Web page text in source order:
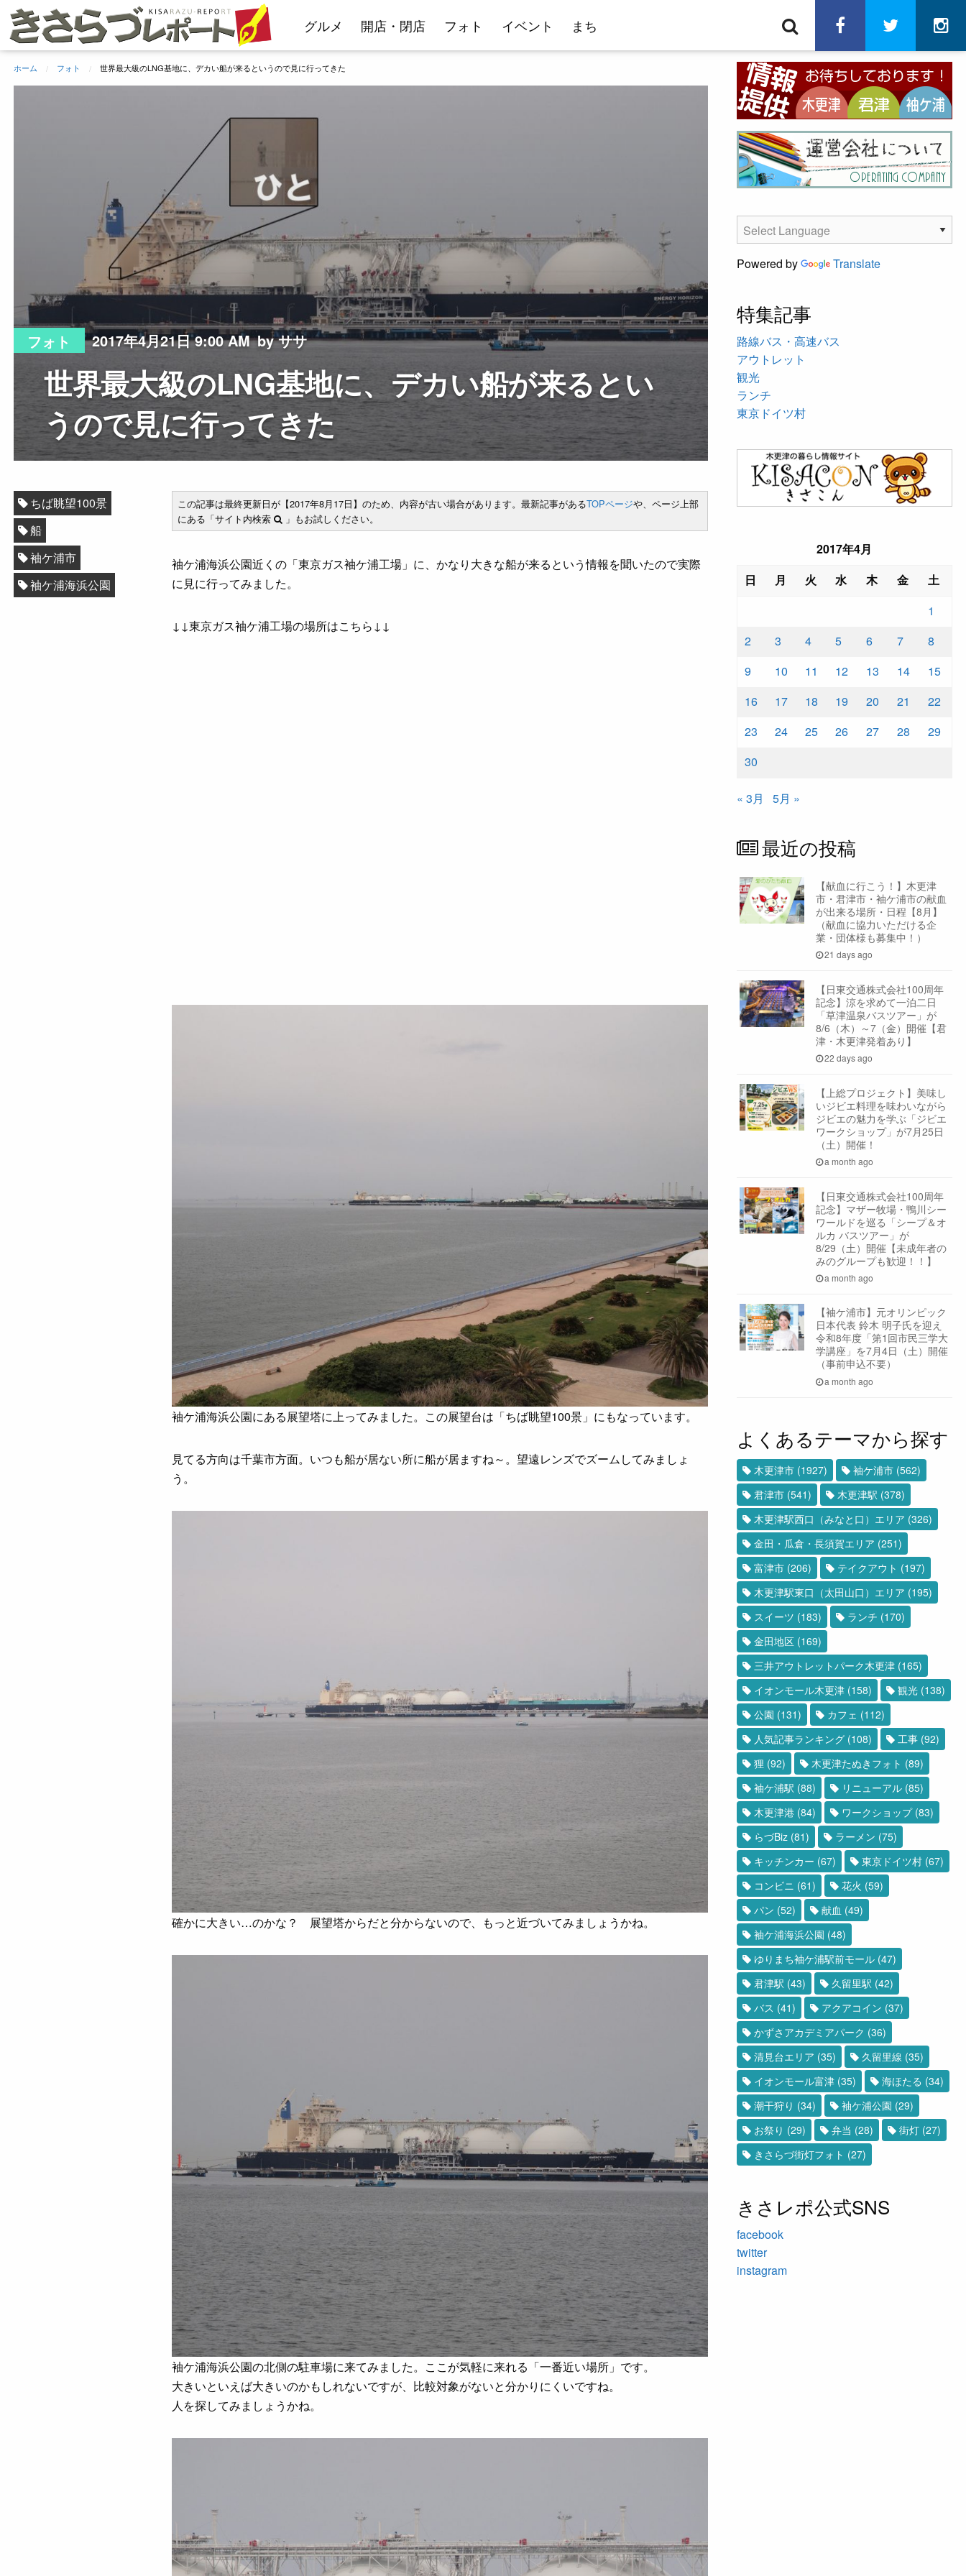
テ
グルメ 開店・閉店 フォト イベント まち facebooktwitter
ホーム フォト 世界最大級のLNG基地に、デカい船が来るというので見に行ってきた
フォト 2017年4月21日 9:00 AM by ササ
世界最大級のLNG基地に、デカい船が来るとい
うので見に行ってきた
この記事は最終更新日が【2017年8月17日】のため、内容が古い場合があります。最新記事があるTOPページや、ページ上部
にある「サイト内検索
」もお試しください。
袖ケ浦海浜公園近くの「東京ガス袖ケ浦工場」に、かなり大きな船が来るという情報を聞いたので実際
に見に行ってみました。
↓↓東京ガス袖ケ浦工場の場所はこちら↓↓
袖ケ浦海浜公園にある展望塔に上ってみました。この展望台は「ちば眺望100景」にもなっています。
見てる方向は千葉市方面。いつも船が居ない所に船が居ますね～。望遠レンズでズームしてみましょ
う。
確かに大きい…のかな？ 展望塔からだと分からないので、もっと近づいてみましょうかね。
袖ケ浦海浜公園の北側の駐車場に来てみました。ここが気軽に来れる「一番近い場所」です。
大きいといえば大きいのかもしれないですが、比較対象がないと分かりにくいですね。
人を探してみましょうかね。
ちば眺望100景
船
袖ケ浦市
袖ケ浦海浜公園
Powered by Translate
特集記事
路線バス・高速バス
アウトレット
観光
ランチ
東京ドイツ村
2017年4月
日
月 火 水 木 金
土
1
2
3 4 5 6 7
8
9
10 11 12 13 14
15
16
17 18 19 20 21
22
23
24 25 26 27 28
29
30
« 3月 5月 »
最近の投稿
【献血に行こう！】木更津
市・君津市・袖ケ浦市の献血
が出来る場所・日程【8月】
（献血に協力いただける企
業・団体様も募集中！）
21 days ago
【日東交通株式会社100周年
記念】涼を求めて一泊二日
「草津温泉バスツアー」が
8/6（木）～7（金）開催【君
津・木更津発着あり】
22 days ago
【上総プロジェクト】美味し
いジビエ料理を味わいながら
ジビエの魅力を学ぶ「ジビエ
ワークショップ」が7月25日
（土）開催！
a month ago
【日東交通株式会社100周年
記念】マザー牧場・鴨川シー
ワールドを巡る「シープ＆オ
ルカ バスツアー」が
8/29（土）開催【未成年者の
みのグループも歓迎！！】
a month ago
【袖ケ浦市】元オリンピック
日本代表 鈴木 明子氏を迎え
令和8年度「第1回市民三学大
学講座」を7月4日（土）開催
（事前申込不要）
a month ago
よくあるテーマから探す
木更津市(1927) 袖ケ浦市(562)
君津市(541) 木更津駅 (378)
木更津駅西口（みなと口）エリア (326)
金田・瓜倉・長須賀エリア (251)
富津市(206) テイクアウト (197)
木更津駅東口（太田山口）エリア (195)
スイーツ (183) ランチ (170)
金田地区(169)
三井アウトレットパーク木更津(165)
イオンモール木更津(158) 観光(138)
公園 (131) カフェ (112)
人気記事ランキング(108) 工事(92)
狸 (92) 木更津たぬきフォト (89)
袖ケ浦駅 (88) リニューアル(85)
木更津港(84) ワークショップ(83)
らづBiz(81) ラーメン (75)
キッチンカー (67) 東京ドイツ村(67)
コンビニ (61) 花火 (59)
パン (52) 献血 (49)
袖ケ浦海浜公園 (48)
ゆりまち袖ケ浦駅前モール(47)
君津駅 (43) 久留里駅 (42)
バス (41) アクアコイン (37)
かずさアカデミアパーク (36)
清見台エリア (35) 久留里線 (35)
イオンモール富津(35) 海ほたる (34)
潮干狩り (34) 袖ケ浦公園 (29)
お祭り (29) 弁当 (28) 街灯(27)
きさらづ街灯フォト (27)
きさレポ公式SNS
facebook
twitter
instagram